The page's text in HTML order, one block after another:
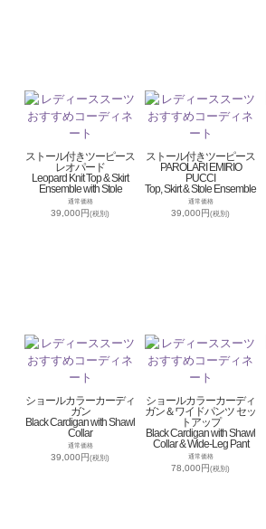
ストール付きツーピース
レオパード
Leopard Knit Top & Skirt
Ensemble with Stole
通常価格
39,000円(税別)
ストール付きツーピース
PAROLARI EMIRIO
PUCCI
Top, Skirt & Stole Ensemble
通常価格
39,000円(税別)
ショールカラーカーディ
ガン
Black Cardigan with Shawl
Collar
通常価格
39,000円(税別)
ショールカラーカーディ
ガン＆ワイドパンツ セッ
トアップ
Black Cardigan with Shawl
Collar & Wide-Leg Pant
通常価格
78,000円(税別)